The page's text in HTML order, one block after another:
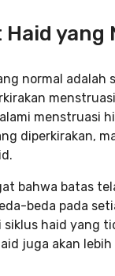
Haid yang
normal adalah
menstruasi
diperkirakan,
bahwa batas
beda pada
siklus haid yang
juga akan lebih